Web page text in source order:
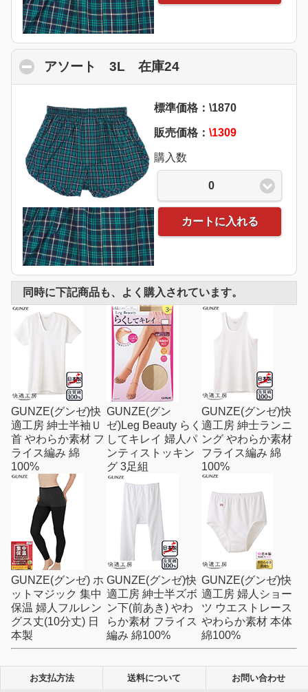
アソート 3L 在庫24click to collapse
標準価格：\1870
販売価格： \1309
購入数
0
カートに入れる
同時に下記商品も、よく購入されています。
GUNZE(グンゼ)快
適工房 紳士半袖Ｕ
首 やわらか素材 フ
ライス編み 綿
100%
GUNZE(グン
ゼ)Leg Beauty らく
してキレイ 婦人パ
ンティストッキン
グ 3足組
GUNZE(グンゼ)快
適工房 紳士ランニ
ング やわらか素材
フライス編み 綿
100%
GUNZE(グンゼ) ホ
ットマジック 集中
保温 婦人フルレン
グス丈(10分丈) 日
本製
GUNZE(グンゼ)快
適工房 紳士半ズボ
ン下(前あき) やわ
らか素材 フライス
編み 綿100%
GUNZE(グンゼ)快
適工房 婦人ショー
ツ ウエストレース
やわらか素材 本体
綿100%
お支払方法 送料について お問い合わせ